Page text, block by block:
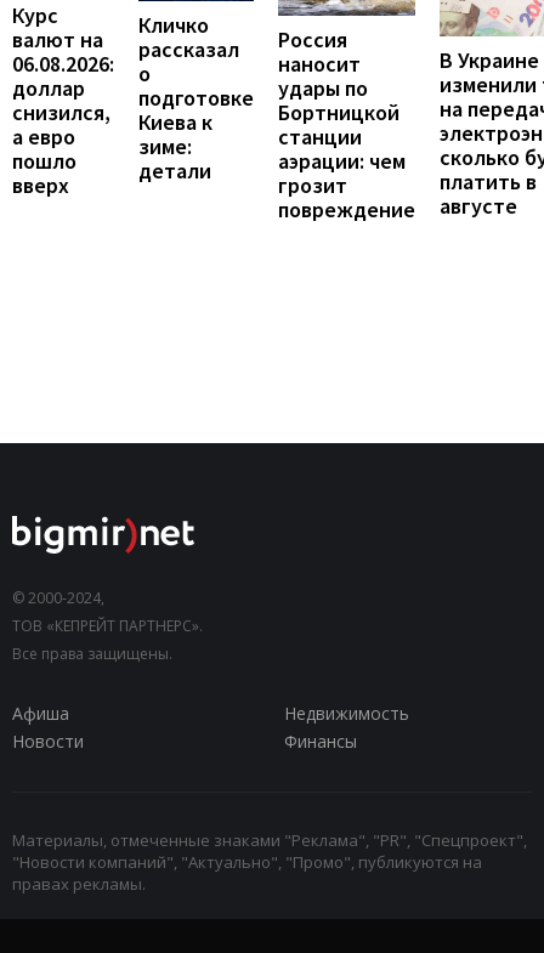
Курс
валют на
06.08.2026:
доллар
снизился,
а евро
пошло
вверх
Кличко
рассказал
о
подготовке
Киева к
зиме:
детали
Россия
наносит
удары по
Бортницкой
станции
аэрации: чем
грозит
повреждение
В Украине
на
сколько
платить в
августе
© 2000-2024,
ТОВ «КЕПРЕЙТ ПАРТНЕРС».
Все права защищены.
Афиша
Недвижимость
Новости
Финансы
Материалы, отмеченные знаками "Реклама", "PR", "Спецпроект",
"Новости компаний", "Актуально", "Промо", публикуются на
правах рекламы.